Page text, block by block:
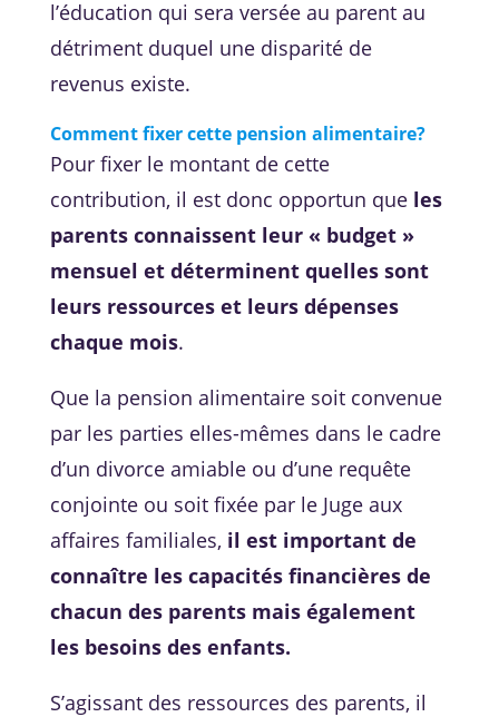
l’éducation qui sera versée au parent au
détriment duquel une disparité de
revenus existe.
Comment fixer cette pension alimentaire?
Pour fixer le montant de cette
contribution, il est donc opportun queles
parents connaissent leur « budget »
mensuel et déterminent quelles sont
leurs ressources et leurs dépenses
chaque mois.
Que la pension alimentaire soit convenue
par les parties elles-mêmes dans le cadre
d’un divorce amiable ou d’une requête
conjointe ou soit fixée par le Juge aux
affaires familiales, il est important de
connaître les capacités financières de
chacun des parents mais également
les besoins des enfants.
S’agissant des ressources des parents, il